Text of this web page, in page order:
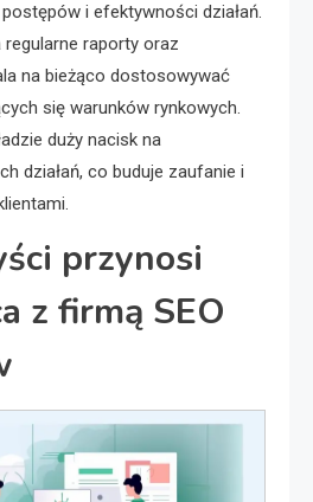
i efektywności działań.
raporty oraz
na bieżąco dostosowywać
się warunków rynkowych.
duży nacisk na
działań, co buduje zaufanie i
przynosi
z firmą SEO